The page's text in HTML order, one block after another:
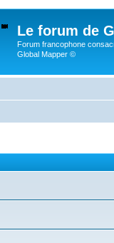
Le forum de
Forum francophone
Global Mapper ©